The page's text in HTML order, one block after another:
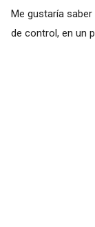
Me gustaría
de control, en un